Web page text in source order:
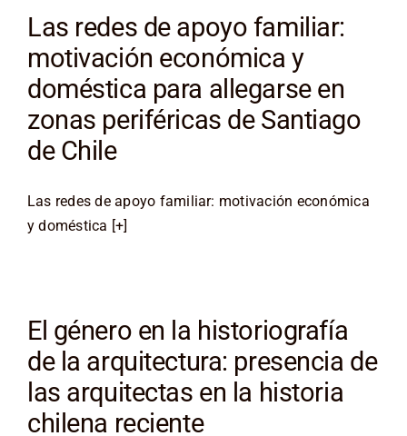
Las redes de apoyo familiar:
motivación económica y
doméstica para allegarse en
zonas periféricas de Santiago
de Chile
Las redes de apoyo familiar: motivación económica
y doméstica [+]
El género en la historiografía
de la arquitectura: presencia de
las arquitectas en la historia
chilena reciente